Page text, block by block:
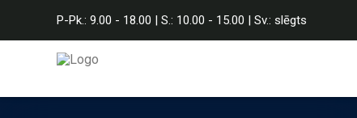
P-Pk.: 9.00 - 18.00 | S.: 10.00 - 15.00 | Sv.: slēgts